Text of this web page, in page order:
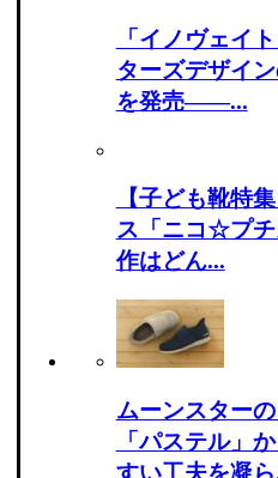
「イノヴェイ
ターズデザイ
を発売――...
【子ども靴特
ス「ニコ☆プチ
作はどん...
ムーンスター
「パステル」
すい工夫を凝ら